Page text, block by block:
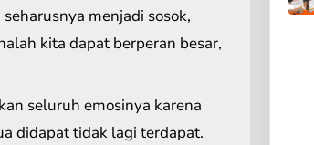
menjadi sosok,
kita dapat berperan besar,
seluruh emosinya karena
didapat tidak lagi terdapat.